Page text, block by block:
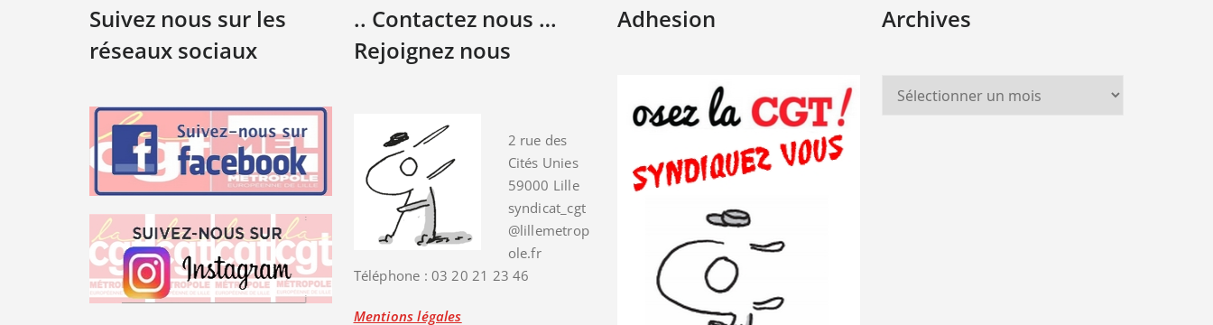
Suivez nous sur les
réseaux sociaux
.. Contactez nous …
Rejoignez nous
2 rue des
Cités Unies
59000 Lille
syndicat_cgt
@lillemetrop
ole.fr
Téléphone : 03 20 21 23 46
Mentions légales
Adhesion Archives